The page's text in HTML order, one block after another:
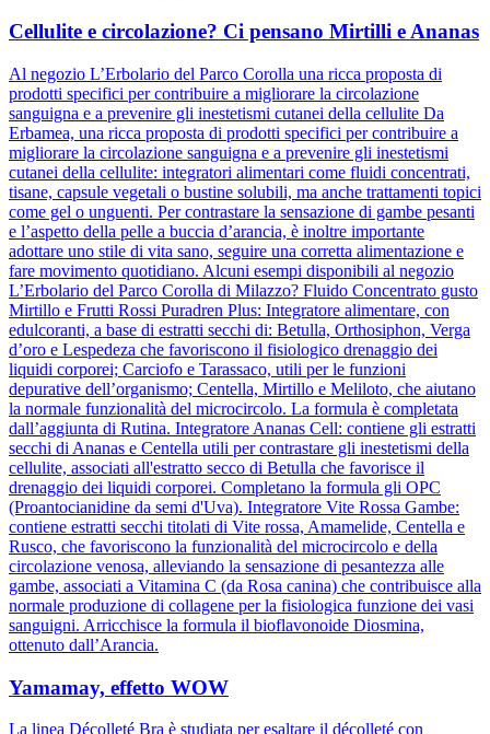
Cellulite e circolazione? Ci pensano Mirtilli e Ananas
Al negozio L’Erbolario del Parco Corolla una ricca proposta di
prodotti specifici per contribuire a migliorare la circolazione
sanguigna e a prevenire gli inestetismi cutanei della cellulite Da
Erbamea, una ricca proposta di prodotti specifici per contribuire a
migliorare la circolazione sanguigna e a prevenire gli inestetismi
cutanei della cellulite: integratori alimentari come fluidi concentrati,
tisane, capsule vegetali o bustine solubili, ma anche trattamenti topici
come gel o unguenti. Per contrastare la sensazione di gambe pesanti
e l’aspetto della pelle a buccia d’arancia, è inoltre importante
adottare uno stile di vita sano, seguire una corretta alimentazione e
fare movimento quotidiano. Alcuni esempi disponibili al negozio
L’Erbolario del Parco Corolla di Milazzo? Fluido Concentrato gusto
Mirtillo e Frutti Rossi Puradren Plus: Integratore alimentare, con
edulcoranti, a base di estratti secchi di: Betulla, Orthosiphon, Verga
d’oro e Lespedeza che favoriscono il fisiologico drenaggio dei
liquidi corporei; Carciofo e Tarassaco, utili per le funzioni
depurative dell’organismo; Centella, Mirtillo e Meliloto, che aiutano
la normale funzionalità del microcircolo. La formula è completata
dall’aggiunta di Rutina. Integratore Ananas Cell: contiene gli estratti
secchi di Ananas e Centella utili per contrastare gli inestetismi della
cellulite, associati all'estratto secco di Betulla che favorisce il
drenaggio dei liquidi corporei. Completano la formula gli OPC
(Proantocianidine da semi d'Uva). Integratore Vite Rossa Gambe:
contiene estratti secchi titolati di Vite rossa, Amamelide, Centella e
Rusco, che favoriscono la funzionalità del microcircolo e della
circolazione venosa, alleviando la sensazione di pesantezza alle
gambe, associati a Vitamina C (da Rosa canina) che contribuisce alla
normale produzione di collagene per la fisiologica funzione dei vasi
sanguigni. Arricchisce la formula il bioflavonoide Diosmina,
ottenuto dall’Arancia.
Yamamay, effetto WOW
La linea Décolleté Bra è studiata per esaltare il décolleté con